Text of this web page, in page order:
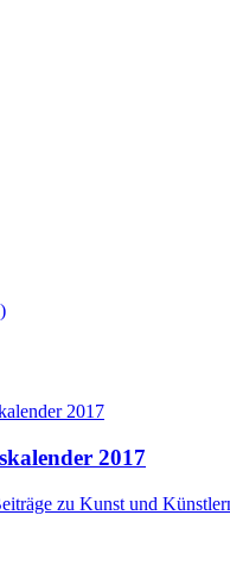
)
2017